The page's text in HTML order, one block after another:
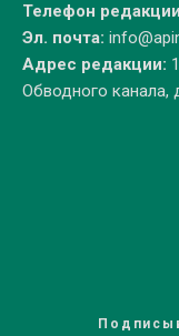
Телефон
Эл. почта:
Адрес редакции:
Обводного канала,